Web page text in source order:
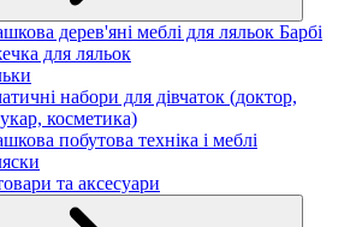
дерев'яні меблі для ляльок Барбі
для ляльок
набори для дівчаток (доктор,
косметика)
побутова техніка і меблі
та аксесуари